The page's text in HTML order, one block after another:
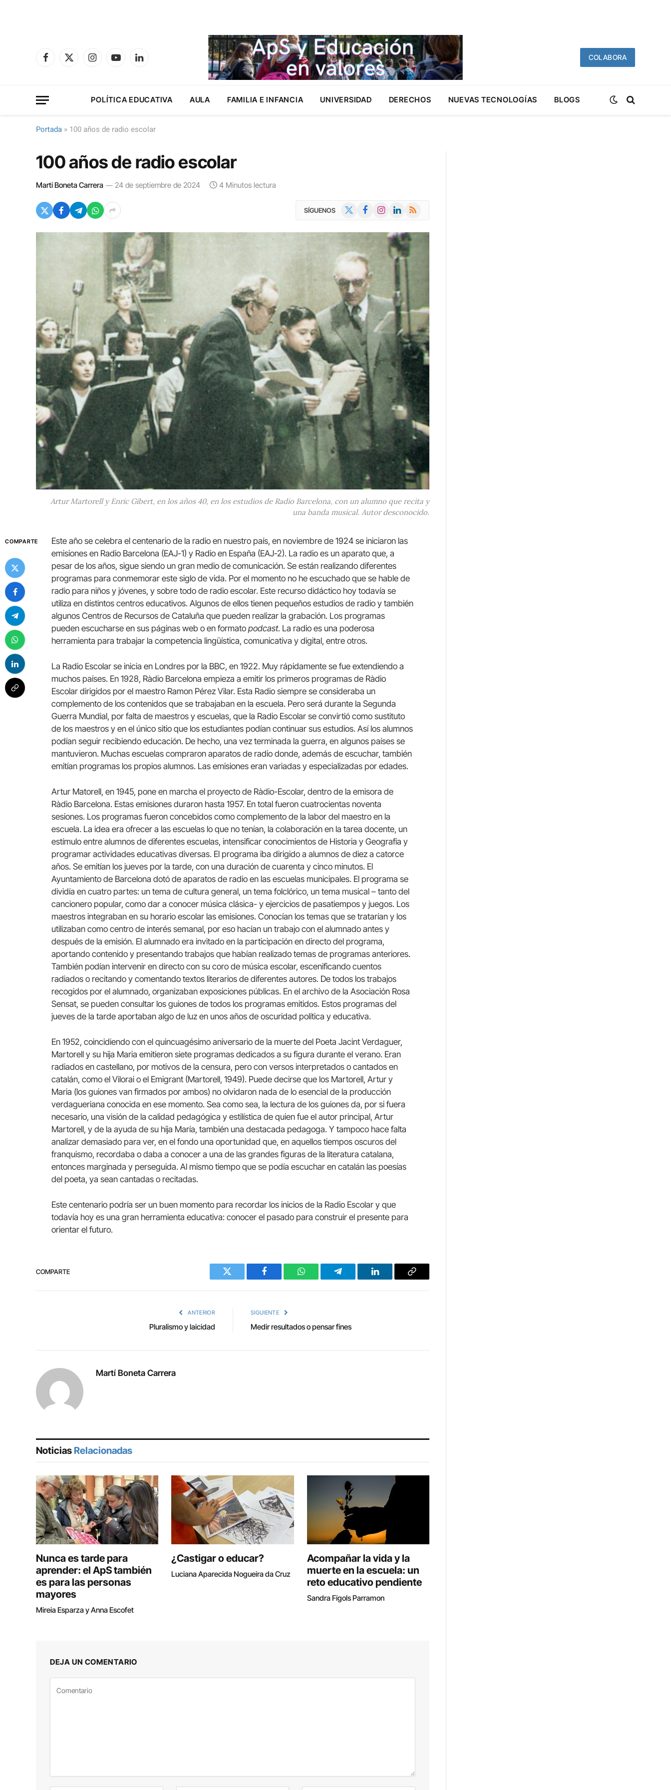
Facebook
X
InstagramYouTubeLinkedIn
COLABORA
POLÍTICA EDUCATIVA AULA FAMILIA E INFANCIA UNIVERSIDAD DERECHOS NUEVAS TECNOLOGÍAS BLOGS
Portada » 100 años de radio escolar
100 años de radio escolar
Martí Boneta Carrera 24 de septiembre de 2024 4 Minutos lectura
SÍGUENOS FacebookInstagramLinkedIn
RSS
Artur Martorell y Enric Gibert, en los años 40, en los estudios de Radio Barcelona, con un alumno que recita y
una banda musical. Autor desconocido.
COMPARTE
Este año se celebra el centenario de la radio en nuestro país, en noviembre de 1924 se iniciaron las
emisiones en Radio Barcelona (EAJ-1) y Radio en España (EAJ-2). La radio es un aparato que, a
pesar de los años, sigue siendo un gran medio de comunicación. Se están realizando diferentes
programas para conmemorar este siglo de vida. Por el momento no he escuchado que se hable de
radio para niños y jóvenes, y sobre todo de radio escolar. Este recurso didáctico hoy todavía se
utiliza en distintos centros educativos. Algunos de ellos tienen pequeños estudios de radio y también
algunos Centros de Recursos de Cataluña que pueden realizar la grabación. Los programas
pueden escucharse en sus páginas web o en formato podcast. La radio es una poderosa
herramienta para trabajar la competencia lingüística, comunicativa y digital, entre otros.
La Radio Escolar se inicia en Londres por la BBC, en 1922. Muy rápidamente se fue extendiendo a
muchos países. En 1928, Ràdio Barcelona empieza a emitir los primeros programas de Ràdio
Escolar dirigidos por el maestro Ramon Pérez Vilar. Esta Radio siempre se consideraba un
complemento de los contenidos que se trabajaban en la escuela. Pero será durante la Segunda
Guerra Mundial, por falta de maestros y escuelas, que la Radio Escolar se convirtió como sustituto
de los maestros y en el único sitio que los estudiantes podían continuar sus estudios. Así los alumnos
podían seguir recibiendo educación. De hecho, una vez terminada la guerra, en algunos países se
mantuvieron. Muchas escuelas compraron aparatos de radio donde, además de escuchar, también
emitían programas los propios alumnos. Las emisiones eran variadas y especializadas por edades.
Artur Matorell, en 1945, pone en marcha el proyecto de Ràdio-Escolar, dentro de la emisora de
Ràdio Barcelona. Estas emisiones duraron hasta 1957. En total fueron cuatrocientas noventa
sesiones. Los programas fueron concebidos como complemento de la labor del maestro en la
escuela. La idea era ofrecer a las escuelas lo que no tenían, la colaboración en la tarea docente, un
estímulo entre alumnos de diferentes escuelas, intensificar conocimientos de Historia y Geografía y
programar actividades educativas diversas. El programa iba dirigido a alumnos de diez a catorce
años. Se emitían los jueves por la tarde, con una duración de cuarenta y cinco minutos. El
Ayuntamiento de Barcelona dotó de aparatos de radio en las escuelas municipales. El programa se
dividía en cuatro partes: un tema de cultura general, un tema folclórico, un tema musical – tanto del
cancionero popular, como dar a conocer música clásica- y ejercicios de pasatiempos y juegos. Los
maestros integraban en su horario escolar las emisiones. Conocían los temas que se tratarían y los
utilizaban como centro de interés semanal, por eso hacían un trabajo con el alumnado antes y
después de la emisión. El alumnado era invitado en la participación en directo del programa,
aportando contenido y presentando trabajos que habían realizado temas de programas anteriores.
También podían intervenir en directo con su coro de música escolar, escenificando cuentos
radiados o recitando y comentando textos literarios de diferentes autores. De todos los trabajos
recogidos por el alumnado, organizaban exposiciones públicas. En el archivo de la Asociación Rosa
Sensat, se pueden consultar los guiones de todos los programas emitidos. Estos programas del
jueves de la tarde aportaban algo de luz en unos años de oscuridad política y educativa.
En 1952, coincidiendo con el quincuagésimo aniversario de la muerte del Poeta Jacint Verdaguer,
Martorell y su hija Maria emitieron siete programas dedicados a su figura durante el verano. Eran
radiados en castellano, por motivos de la censura, pero con versos interpretados o cantados en
catalán, como el Vilorai o el Emigrant (Martorell, 1949). Puede decirse que los Martorell, Artur y
Maria (los guiones van firmados por ambos) no olvidaron nada de lo esencial de la producción
verdagueriana conocida en ese momento. Sea como sea, la lectura de los guiones da, por si fuera
necesario, una visión de la calidad pedagógica y estilística de quien fue el autor principal, Artur
Martorell, y de la ayuda de su hija María, también una destacada pedagoga. Y tampoco hace falta
analizar demasiado para ver, en el fondo una oportunidad que, en aquellos tiempos oscuros del
franquismo, recordaba o daba a conocer a una de las grandes figuras de la literatura catalana,
entonces marginada y perseguida. Al mismo tiempo que se podía escuchar en catalán las poesías
del poeta, ya sean cantadas o recitadas.
Este centenario podría ser un buen momento para recordar los inicios de la Radio Escolar y que
todavía hoy es una gran herramienta educativa: conocer el pasado para construir el presente para
orientar el futuro.
COMPARTE
Twitter Facebook WhatsAppTelegram LinkedIn Copy
ANTERIOR
Pluralismo y laicidad
SIGUIENTE
Medir resultados o pensar fines
Martí Boneta Carrera
Noticias Relacionadas
Nunca es tarde para
aprender: el ApS también
es para las personas
mayores
Mireia Esparza y Anna Escofet
¿Castigar o educar?
Luciana Aparecida Nogueira da Cruz
Acompañar la vida y la
muerte en la escuela: un
reto educativo pendiente
Sandra Fígols Parramon
DEJA UN COMENTARIO